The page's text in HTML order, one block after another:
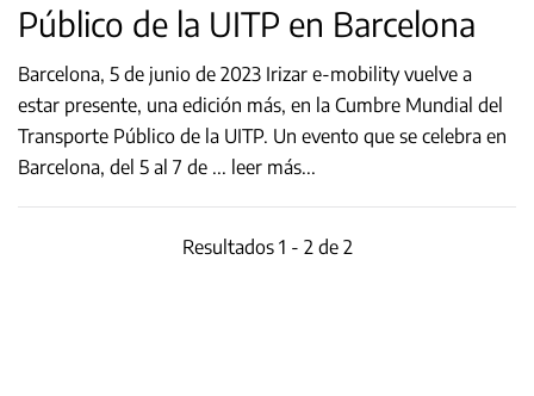
Público de la UITP en Barcelona
Barcelona, 5 de junio de 2023 Irizar e-mobility vuelve a
estar presente, una edición más, en la Cumbre Mundial del
Transporte Público de la UITP. Un evento que se celebra en
Barcelona, del 5 al 7 de ... leer más...
Resultados 1 - 2 de 2